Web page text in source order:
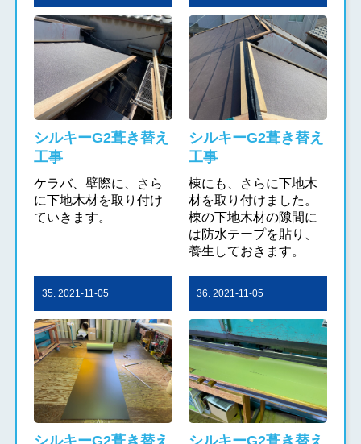
シルキーG2葺き替え
工事
ケラバ、壁際に、さら
に下地木材を取り付け
ていきます。
シルキーG2葺き替え
工事
棟にも、さらに下地木
材を取り付けました。
棟の下地木材の隙間に
は防水テープを貼り、
養生しておきます。
35. 2021-11-05 36. 2021-11-05